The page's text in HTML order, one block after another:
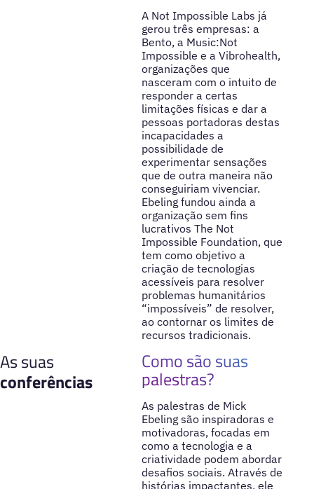
A Not Impossible Labs já
gerou três empresas: a
Bento, a Music:Not
Impossible e a Vibrohealth,
organizações que
nasceram com o intuito de
responder a certas
limitações físicas e dar a
pessoas portadoras destas
incapacidades a
possibilidade de
experimentar sensações
que de outra maneira não
conseguiriam vivenciar.
Ebeling fundou ainda a
organização sem fins
lucrativos The Not
Impossible Foundation, que
tem como objetivo a
criação de tecnologias
acessíveis para resolver
problemas humanitários
“impossíveis” de resolver,
ao contornar os limites de
recursos tradicionais.
As suas
conferências
Como são suas
palestras?
As palestras de Mick
Ebeling são inspiradoras e
motivadoras, focadas em
como a tecnologia e a
criatividade podem abordar
desafios sociais. Através de
histórias impactantes, ele